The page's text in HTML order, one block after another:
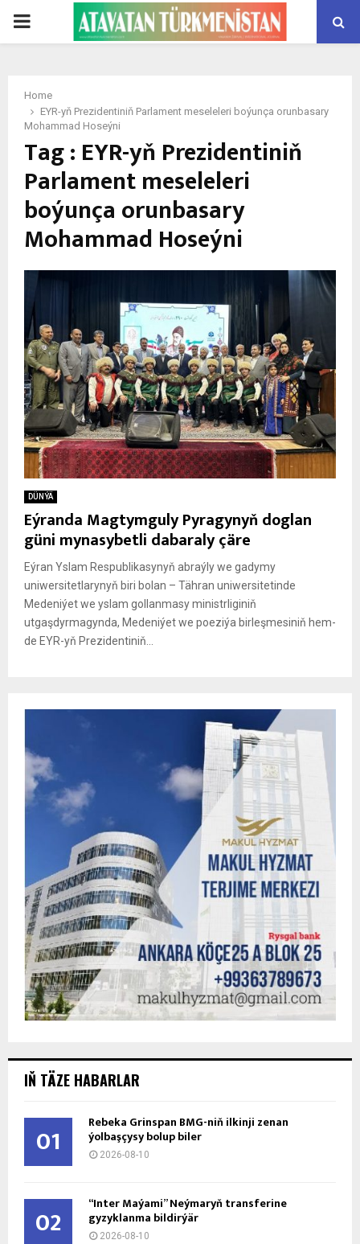
PRIMARY
Home
EYR-yň Prezidentiniň Parlament meseleleri boýunça orunbasary
Mohammad Hoseýni
Tag : EYR-yň Prezidentiniň
Parlament meseleleri
boýunça orunbasary
Mohammad Hoseýni
DÜNÝÄ
Eýranda Magtymguly Pyragynyň doglan
güni mynasybetli dabaraly çäre
Eýran Yslam Respublikasynyň abraýly we gadymy
uniwersitetlarynyň biri bolan – Tähran uniwersitetinde
Medeniýet we yslam gollanmasy ministrliginiň
utgaşdyrmagynda, Medeniýet we poeziýa birleşmesiniň hem-
de EYR-yň Prezidentiniň...
IŇ TÄZE HABARLAR
01 Rebeka Grinspan BMG-niň ilkinji zenan
ýolbaşçysy bolup biler
2026-08-10
02 “Inter Maýami” Neýmaryň transferine
gyzyklanma bildirýär
2026-08-10